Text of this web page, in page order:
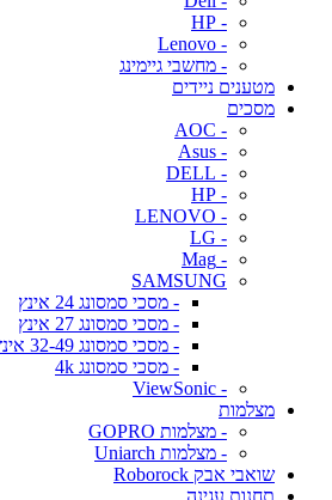
- HP
- Lenovo
- מחשבי גיימינג
מטענים ניידים
מסכים
- AOC
- Asus
- DELL
- HP
- LENOVO
- LG
- Mag
SAMSUNG
- מסכי סמסונג 24 אינץ
- מסכי סמסונג 27 אינץ
- מסכי סמסונג 32-49 אינץ
- מסכי סמסונג 4k
- ViewSonic
מצלמות
- מצלמות GOPRO
- מצלמות Uniarch
שואבי אבק Roborock
תחנות עגינה